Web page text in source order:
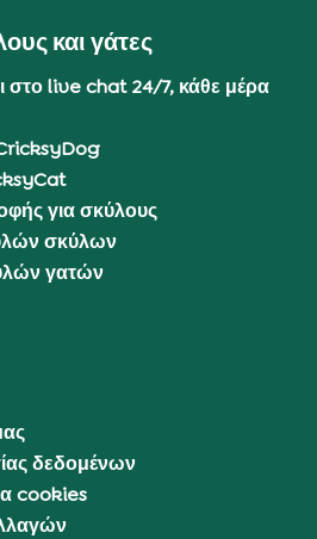
και γάτες
στο live chat 24/7, κάθε μέρα
για σκύλους
σκύλων
γατών
δεδομένων
cookies